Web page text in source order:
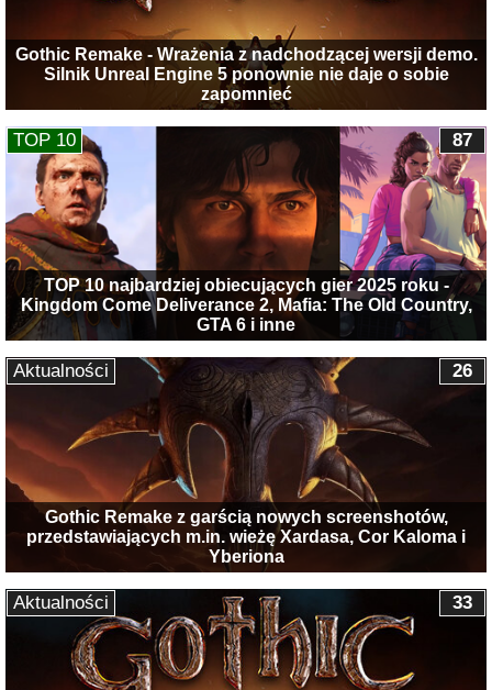
Gothic Remake - Wrażenia z nadchodzącej wersji demo.
Silnik Unreal Engine 5 ponownie nie daje o sobie
zapomnieć
TOP 10 najbardziej obiecujących gier 2025 roku -
Kingdom Come Deliverance 2, Mafia: The Old Country,
GTA 6 i inne
87
TOP 10
Gothic Remake z garścią nowych screenshotów,
przedstawiających m.in. wieżę Xardasa, Cor Kaloma i
Yberiona
26
Aktualności
33
Aktualności